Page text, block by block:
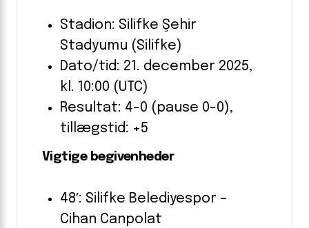
Stadion: Silifke Şehir
Stadyumu (Silifke)
Dato/tid: 21. december 2025,
kl. 10:00 (UTC)
Resultat: 4-0 (pause 0-0),
tillægstid: +5
Vigtige begivenheder
48′: Silifke Belediyespor –
Cihan Canpolat